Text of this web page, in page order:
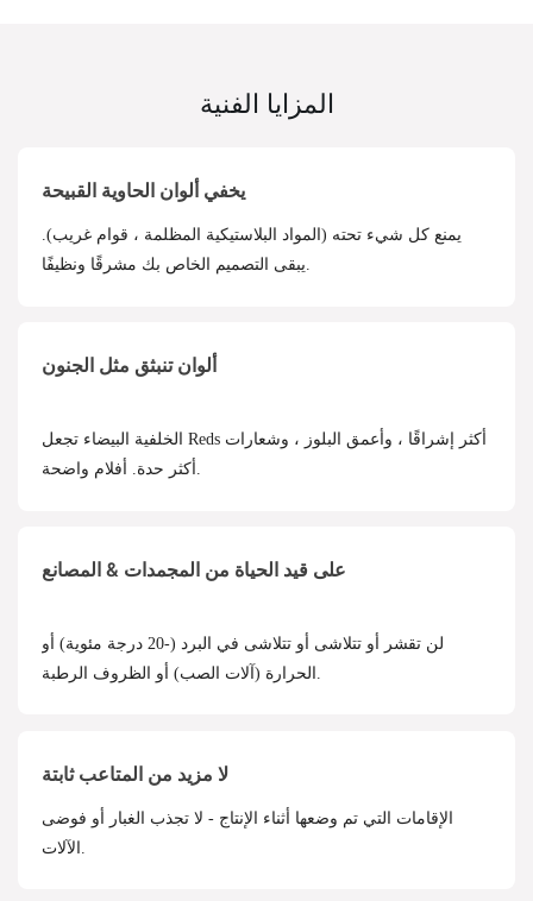
المزايا الفنية
يخفي ألوان الحاوية القبيحة
يمنع كل شيء تحته (المواد البلاستيكية المظلمة ، قوام غريب).
يبقى التصميم الخاص بك مشرقًا ونظيفًا.
ألوان تنبثق مثل الجنون
الخلفية البيضاء تجعل Reds أكثر إشراقًا ، وأعمق البلوز ، وشعارات
أكثر حدة. أفلام واضحة.
على قيد الحياة من المجمدات & المصانع
لن تقشر أو تتلاشى أو تتلاشى في البرد (-20 درجة مئوية) أو
لا مزيد من المتاعب ثابتة
الإقامات التي تم وضعها أثناء الإنتاج - لا تجذب الغبار أو فوضى